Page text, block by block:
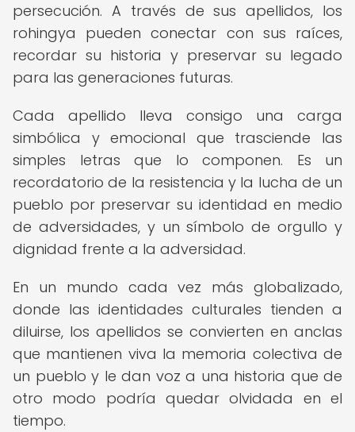
persecución. A través de sus apellidos, los
rohingya pueden conectar con sus raíces,
recordar su historia y preservar su legado
para las generaciones futuras.
Cada apellido lleva consigo una carga
simbólica y emocional que trasciende las
simples letras que lo componen. Es un
recordatorio de la resistencia y la lucha de un
pueblo por preservar su identidad en medio
de adversidades, y un símbolo de orgullo y
dignidad frente a la adversidad.
En un mundo cada vez más globalizado,
donde las identidades culturales tienden a
diluirse, los apellidos se convierten en anclas
que mantienen viva la memoria colectiva de
un pueblo y le dan voz a una historia que de
otro modo podría quedar olvidada en el
tiempo.